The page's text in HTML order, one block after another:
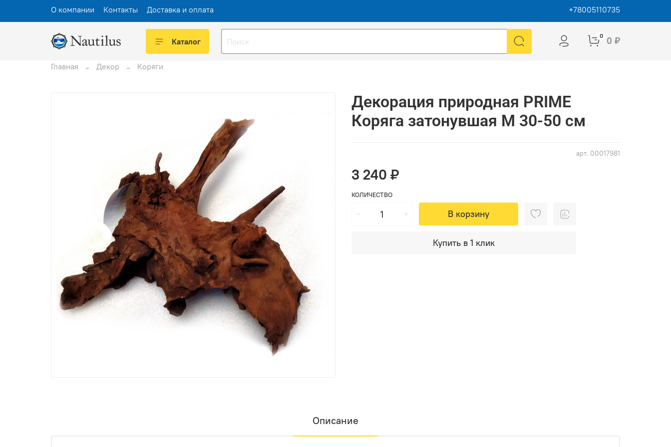
О компании Контакты Доставка и оплата +78005110735
Каталог
0 0 ₽
Главная Декор Коряги
арт. 00017981
Декорация природная PRIME
Коряга затонувшая М 30-50 см
3 240 ₽
КОЛИЧЕСТВО
В корзину
Купить в 1 клик
Описание